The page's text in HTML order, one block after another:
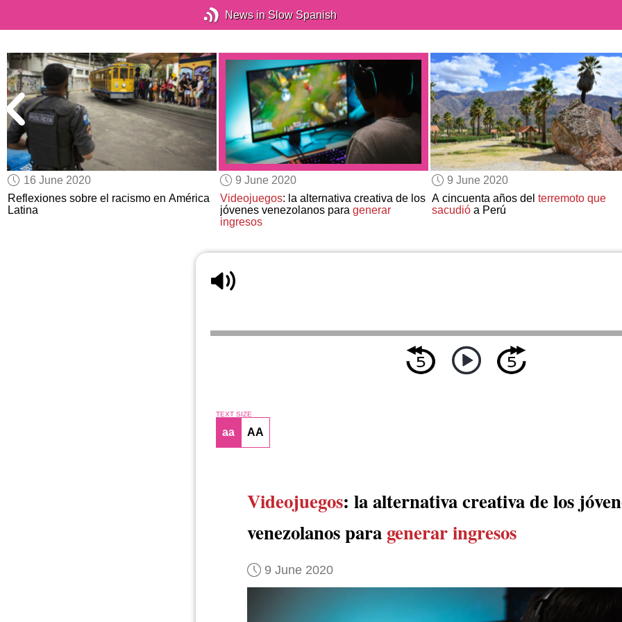
News in Slow Spanish
16 June 2020
Reflexiones sobre el racismo en América
Latina
9 June 2020
Videojuegos: la alternativa creativa de los
jóvenes venezolanos para generar
ingresos
9 June 2020
A cincuenta años del terremoto que
sacudióa Perú
TEXT SIZE
aa AA
Videojuegos: la alternativa creativa de los
venezolanos para generar ingresos
9 June 2020